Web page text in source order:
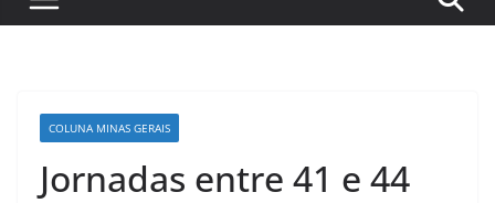
COLUNA MINAS GERAIS
Jornadas entre 41 e 44